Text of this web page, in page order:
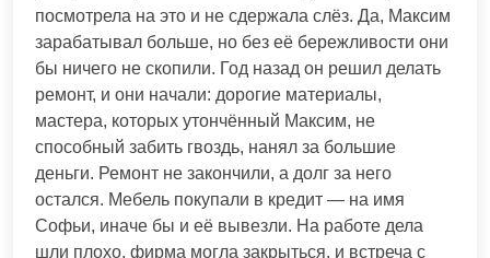
посмотрела на это и не сдержала слёз. Да, Максим
зарабатывал больше, но без её бережливости они
бы ничего не скопили. Год назад он решил делать
ремонт, и они начали: дорогие материалы,
мастера, которых утончённый Максим, не
способный забить гвоздь, нанял за большие
деньги. Ремонт не закончили, а долг за него
остался. Мебель покупали в кредит — на имя
Софьи, иначе бы и её вывезли. На работе дела
шли плохо, фирма могла закрыться, и встреча с